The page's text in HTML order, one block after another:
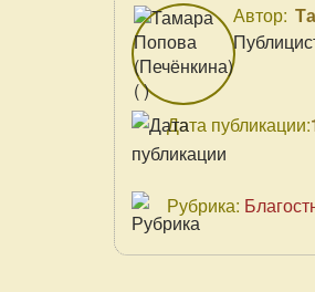
Автор:
Дата публикации:
Рубрика: